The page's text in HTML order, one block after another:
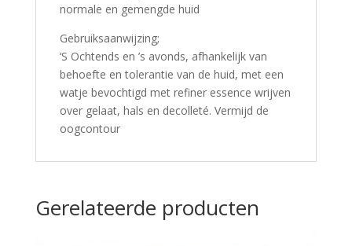
normale en gemengde huid
Gebruiksaanwijzing;
‘S Ochtends en ’s avonds, afhankelijk van
behoefte en tolerantie van de huid, met een
watje bevochtigd met refiner essence wrijven
over gelaat, hals en decolleté. Vermijd de
oogcontour
Gerelateerde producten